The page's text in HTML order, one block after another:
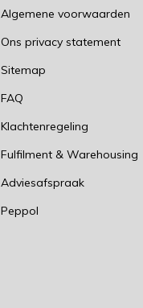
Algemene voorwaarden
Ons privacy statement
Sitemap
FAQ
Klachtenregeling
Fulfilment & Warehousing
Adviesafspraak
Peppol